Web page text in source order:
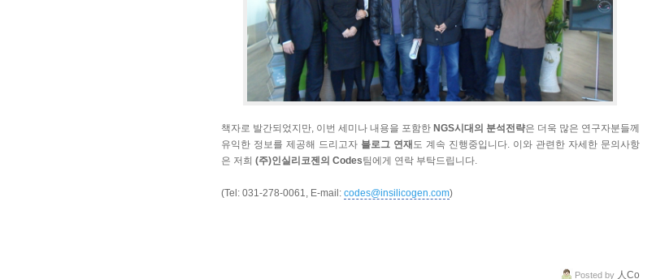
책자로 발간되었지만, 이번 세미나 내용을 포함한 NGS시대의 분석전략은 더욱 많은 연구자분들께
유익한 정보를 제공해 드리고자 블로그 연재도 계속 진행중입니다. 이와 관련한 자세한 문의사항
은 저희 (주)인실리코젠의 Codes팀에게 연락 부탁드립니다.
(Tel: 031-278-0061, E-mail: codes@insilicogen.com)
Postedby 人Co